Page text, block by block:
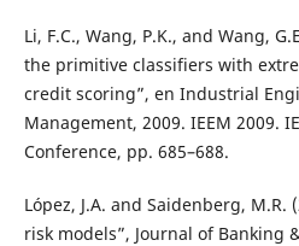
Li, F.C., Wang, P.K., and Wang,
the primitive classifiers with
credit scoring”, en Industrial
Management, 2009. IEEM 2009.
Conference, pp. 685–688.
López, J.A. and Saidenberg,
risk models”, Journal of Banking